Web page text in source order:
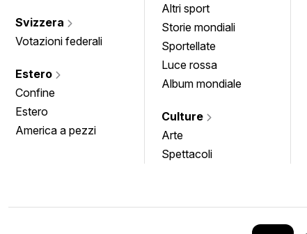
Svizzera
Votazioni federali
Estero
Confine
Estero
America a pezzi
Altri sport
Storie mondiali
Sportellate
Luce rossa
Album mondiale
Culture
Arte
Spettacoli